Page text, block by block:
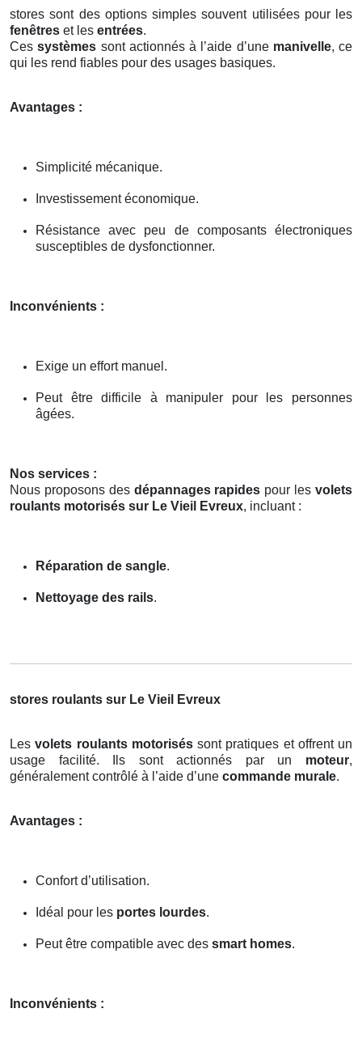
stores sont des options simples souvent utilisées pour les
fenêtres et les entrées.
Cessystèmes sont actionnés à l’aide d’une manivelle, ce
qui les rend fiables pour des usages basiques.
Avantages :
Simplicité mécanique.
Investissement économique.
Résistance avec peu de composants électroniques
susceptibles de dysfonctionner.
Inconvénients :
Exige un effort manuel.
Peut être difficile à manipuler pour les personnes
âgées.
Nos services :
Nous proposons des dépannages rapides pour lesvolets
roulants motorisés sur Le Vieil Evreux, incluant :
Réparation de sangle.
Nettoyage des rails.
stores roulants sur Le Vieil Evreux
Lesvolets roulants motoriséssont pratiques et offrent un
usage facilité. Ils sont actionnés par un moteur,
généralement contrôlé à l’aide d’une commande murale.
Avantages :
Confort d’utilisation.
Idéal pour les portes lourdes.
Peut être compatible avec des smart homes.
Inconvénients :